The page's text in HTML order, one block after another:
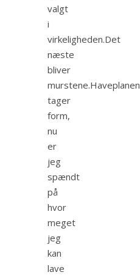
valgt
i
virkeligheden.Det
næste
bliver
murstene.Haveplanen
tager
form,
nu
er
jeg
spændt
på
hvor
meget
jeg
kan
lave